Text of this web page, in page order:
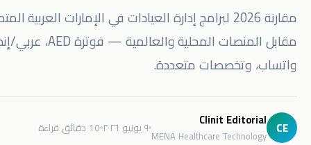
مقارنة 2026 لبرامج إدارة العيادات في الإمارات العربية المتحدة: Clinit
مقابل المنصات المحلية والعالمية — فوترة AED، عربي/إنجليزي،
متعددة.
Clinit
MENA Healthcare٩ يونيو ٢٠٢٦